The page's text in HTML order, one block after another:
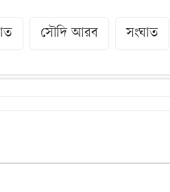
সৌদি আরব সংঘাত